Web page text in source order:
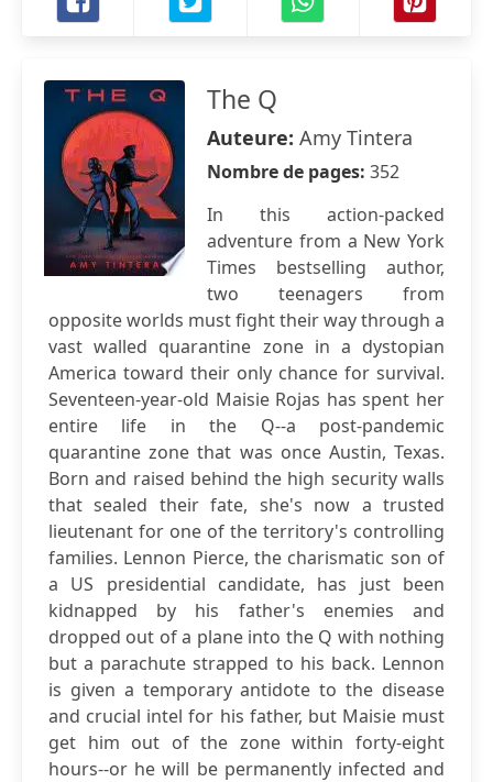
The Q
Auteure: Amy Tintera
Nombre de pages: 352
In this action-packed
adventure from a New York
Times bestselling author,
two teenagers from
opposite worlds must fight their way through a
vast walled quarantine zone in a dystopian
America toward their only chance for survival.
Seventeen-year-old Maisie Rojas has spent her
entire life in the Q--a post-pandemic
quarantine zone that was once Austin, Texas.
Born and raised behind the high security walls
that sealed their fate, she's now a trusted
lieutenant for one of the territory's controlling
families. Lennon Pierce, the charismatic son of
a US presidential candidate, has just been
kidnapped by his father's enemies and
dropped out of a plane into the Q with nothing
but a parachute strapped to his back. Lennon
is given a temporary antidote to the disease
and crucial intel for his father, but Maisie must
get him out of the zone within forty-eight
hours--or he will be permanently infected and